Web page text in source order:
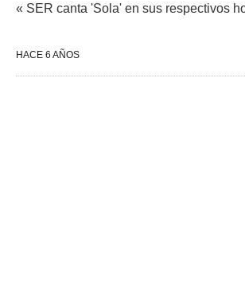
« SER canta 'Sola' en sus respectivos
HACE 6 AÑOS